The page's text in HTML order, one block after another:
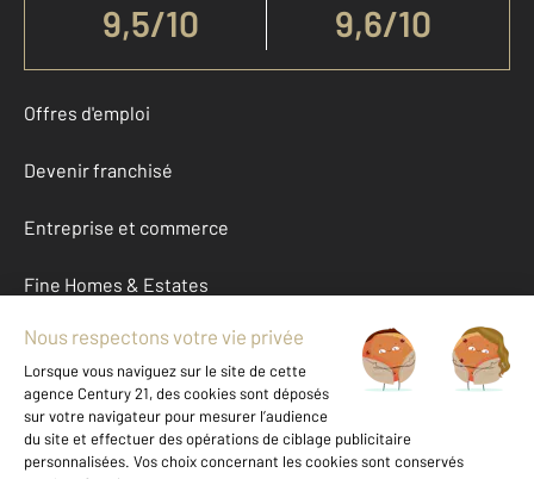
9,5/10 9,6/10
Offres d'emploi
Devenir franchisé
Entreprise et commerce
Fine Homes & Estates
À propos
International
Nous contacter